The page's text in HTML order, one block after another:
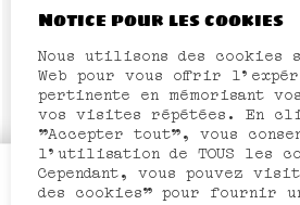
14 heures à 17 heures :71
[Bus : Trois Ponts].
Envie de
Notice pour les cookies
Nous utilisons des cookies
Web pour vous offrir
pertinente en mémorisant
vos visites répétées. En
"Accepter tout", vous
l'utilisation de TOUS les
Cependant, vous pouvez
des cookies" pour fournir un